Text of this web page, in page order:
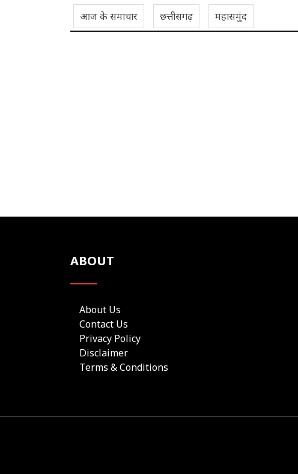
आज के समाचार छत्तीसगढ़ महासमुंद
ABOUT
About Us
Contact Us
Privacy Policy
Disclaimer
Terms & Conditions